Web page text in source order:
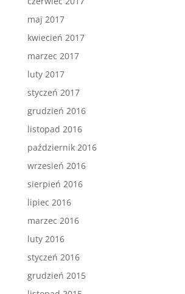
maj 2017
kwiecień 2017
marzec 2017
luty 2017
styczeń 2017
grudzień 2016
listopad 2016
październik 2016
wrzesień 2016
sierpień 2016
lipiec 2016
marzec 2016
luty 2016
styczeń 2016
grudzień 2015